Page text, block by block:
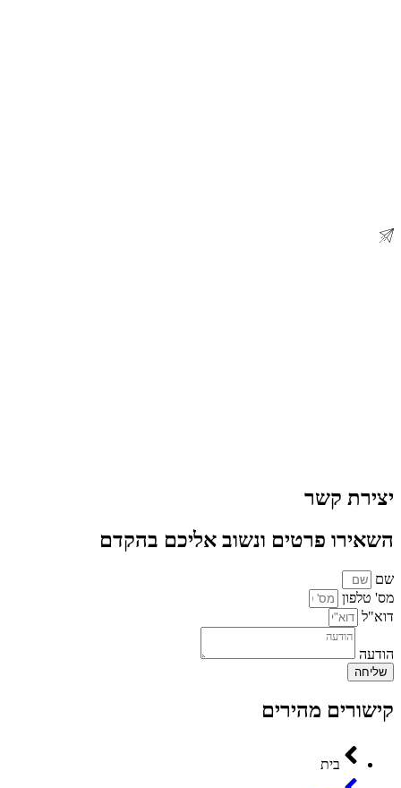
יצירת קשר
השאירו פרטים ונשוב אליכם בהקדם
שם
מס' טלפון
דוא"ל
הודעה
שליחה
קישורים מהירים
בית